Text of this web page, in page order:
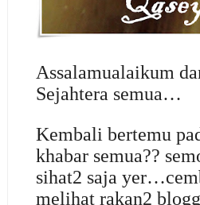
Assalamualaikum
Sejahtera semua…
Kembali bertemu
khabar semua??
sihat2 saja
melihat rakan2